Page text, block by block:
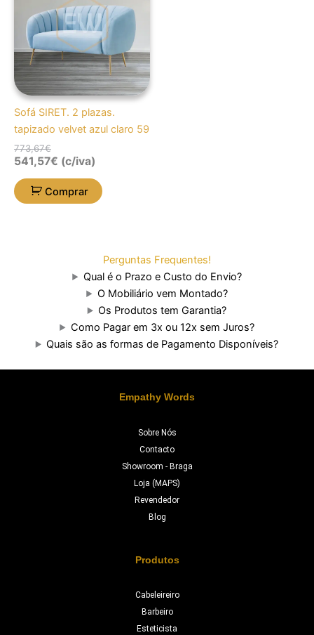
Sofá SIRET. 2 plazas.
tapizado velvet azul claro 59
773,67€
773,67€.
541,57€.
541,57€ (c/iva)
Comprar
Perguntas Frequentes!
Qual é o Prazo e Custo do Envio?
O Mobiliário vem Montado?
Os Produtos tem Garantia?
Como Pagar em 3x ou 12x sem Juros?
Quais são as formas de Pagamento Disponíveis?
Empathy Words
Sobre Nós
Contacto
Showroom - Braga
Loja (MAPS)
Revendedor
Blog
Produtos
Cabeleireiro
Barbeiro
Esteticista